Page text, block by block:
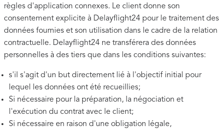
règles d'application connexes. Le client donne son
consentement explicite à Delayflight24 pour le traitement des
données fournies et son utilisation dans le cadre de la relation
contractuelle. Delayflight24 ne transférera des données
personnelles à des tiers que dans les conditions suivantes:
s'il s'agit d'un but directement lié à l'objectif initial pour
lequel les données ont été recueillies;
Si nécessaire pour la préparation, la négociation et
l'exécution du contrat avec le client;
Si nécessaire en raison d'une obligation légale,